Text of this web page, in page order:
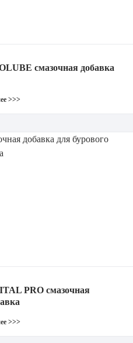
смазочная добавка
PRO смазочная